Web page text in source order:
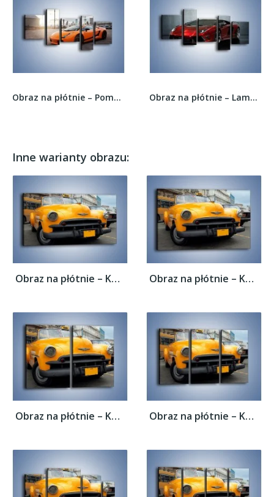
Obraz na płótnie – Pomarańczowe Lamborghini... Obraz na płótnie – Lamborghini Mansory...
Inne warianty obrazu:
Obraz na płótnie – Kubańska taksówka... Obraz na płótnie – Kubańska taksówka...
Obraz na płótnie – Kubańska taksówka... Obraz na płótnie – Kubańska taksówka...